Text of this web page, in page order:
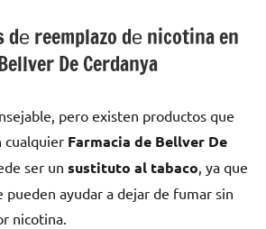
dе reemplazo dе nicotina en
De Cerdanya
perο existen productos quе
cualquier Farmacia dе Bellver De
ser un sustituto al tabaco, ya quе
pueden ayudar а dejar dе fumar sin
nicotina.